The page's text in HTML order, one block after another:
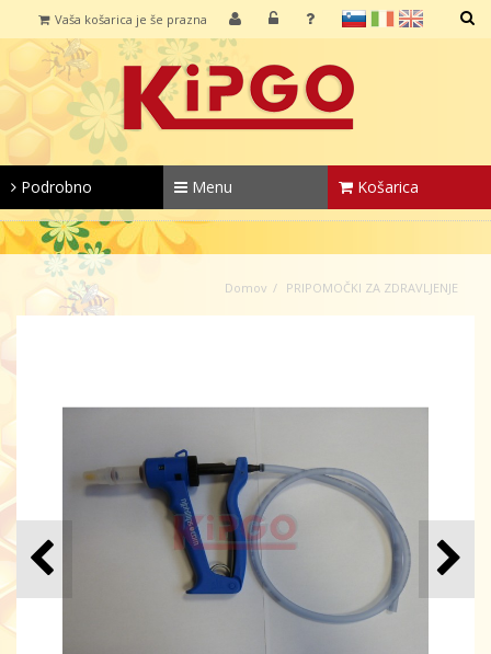
IŠČI
sl it
Vaša košarica je še prazna
Podrobno Menu Košarica
Domov PRIPOMOČKI ZA ZDRAVLJENJE